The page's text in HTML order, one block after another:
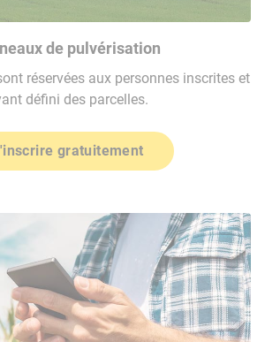
de pulvérisation
réservées aux personnes inscrites et
défini des parcelles.
gratuitement